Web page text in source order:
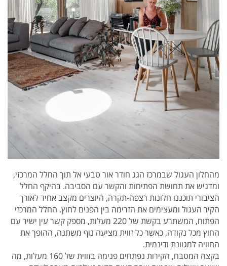
מהחלון העגול שבמרכז הגג חודר אור טבעי אל תוך החלל המרכזי,
ומדגיש את תחושת הפתיחות והקשר עם הסביבה. בהיקף החלל
הציבורי תוכננו חלונות רצפה-תקרה, היוצרים מקצב אחיד לאורך
הקיר העגול ומעצימים את הזרימה בין הפנים לחוץ. החלל המרכזי
הפתוח, המשתרע בקשת של 220 מעלות, מספק קשר עין ישיר עם
החוץ מכל נקודה, כאשר כל זווית מציעה נוף משתנה, ההופך את
החוויה למגוונת ודינמית.
בקצה המטבח, הקירות נפתחים פנימה בזווית של 160 מעלות, מה